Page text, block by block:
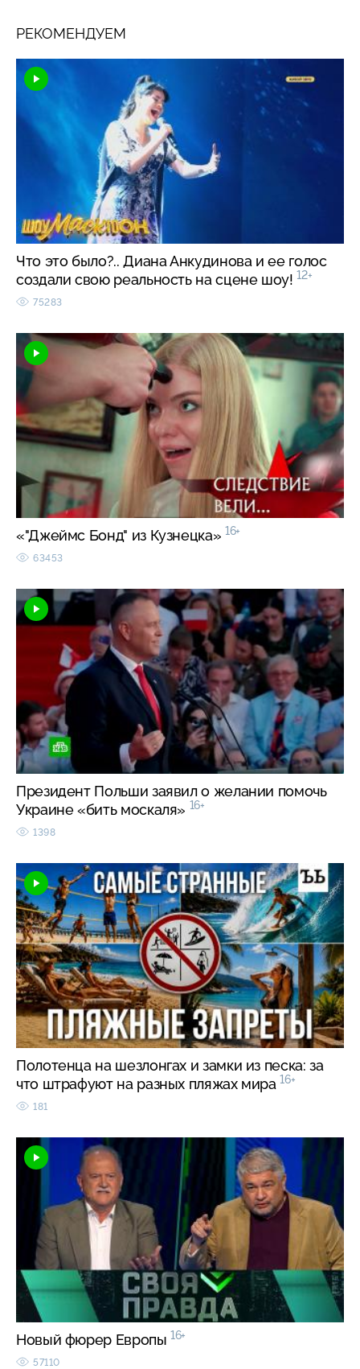
РЕКОМЕНДУЕМ
Что это было?.. Диана Анкудинова и ее голос
создали свою реальность на сцене шоу! 12+
75283
«"Джеймс Бонд" из Кузнецка» 16+
63453
Президент Польши заявил о желании помочь
Украине «бить москаля» 16+
1398
Полотенца на шезлонгах и замки из песка: за
что штрафуют на разных пляжах мира 16+
181
Новый фюрер Европы 16+
57110